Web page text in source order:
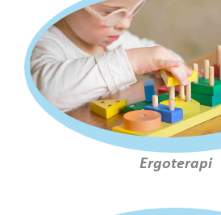
Ergoterapi